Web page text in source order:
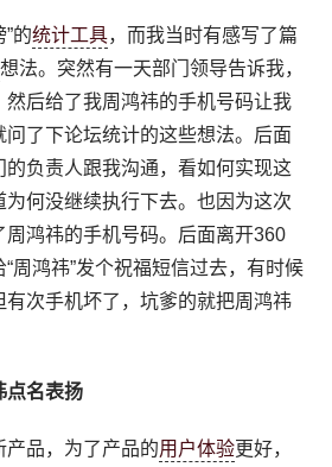
”的统计工具，而我当时有感写了篇
想法。突然有一天部门领导告诉我，
然后给了我周鸿祎的手机号码让我
了下论坛统计的这些想法。后面
负责人跟我沟通，看如何实现这
何没继续执行下去。也因为这次
周鸿祎的手机号码。后面离开360
周鸿祎”发个祝福短信过去，有时候
次手机坏了，坑爹的就把周鸿祎
点名表扬
产品，为了产品的用户体验更好，